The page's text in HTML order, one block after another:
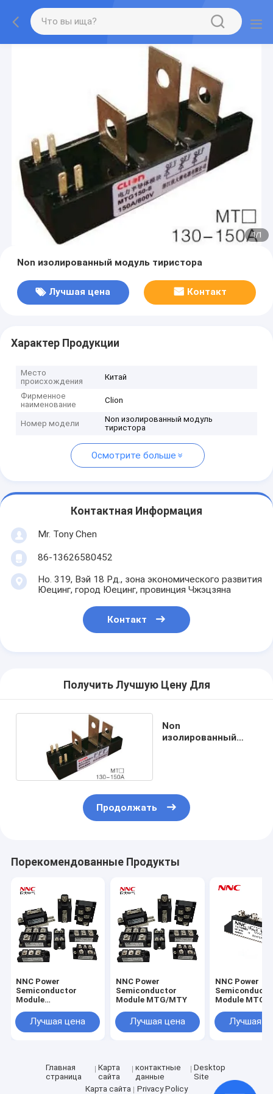
1/1
Non изолированный модуль тиристора
Лучшая цена Контакт
Характер Продукции
Место
происхождения
Китай
Фирменное
наименование
Clion
Номер модели
Non изолированный модуль
тиристора
Осмотрите больше
Контактная Информация
Mr. Tony Chen
86-13626580452
Но. 319, Вэй 18 Рд., зона экономического развития
Юецинг, город Юецинг, провинция Чжэцзяна
Контакт
Получить Лучшую Цену Для
Non
изолированный
Продолжать
Порекомендованные Продукты
NNC Power
Semiconductor
Module
Лучшая цена
NNC Power
Semiconductor
Module MTG/MTY
Лучшая цена
NNC Power
Module MTC
Лучшая
Главная
страница
Карта
сайта
контактные
данные
Desktop
Site
Карта сайта
Privacy Policy